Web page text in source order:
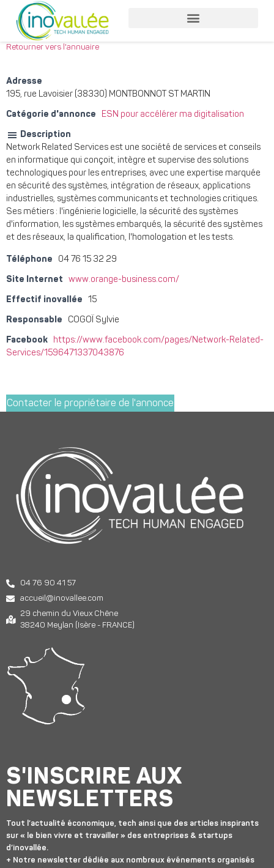
Retourner vers l'annuaire
Adresse
195, rue Lavoisier (38330) MONTBONNOT ST MARTIN
Catégorie d'annonce ESN pour accélérer ma digitalisation
Description
Network Related Services est une société de services et conseils
en informatique qui conçoit, intègre et supervise des solutions
technologiques pour les entreprises, avec une expertise marquée
en sécurité des systèmes, intégration de réseaux, applications
industrielles, systèmes communicants et technologies critiques.
Ses métiers : l'ingénierie logicielle, la sécurité des systèmes
d'information, les systèmes embarqués, la sécurité des systèmes
et des réseaux, la qualification, l'homologation et les tests.
Téléphone 04 76 15 32 29
Site Internet www.orange-business.com/
Effectif inovallée 15
Responsable COGOÏ Sylvie
Facebook
https://www.facebook.com/pages/Network-Related-
Services/1596471337043876
Contacter le propriétaire de l'annonce
04 76 90 41 57
accueil@inovallee.com
29 chemin du Vieux Chêne
38240 Meylan (Isère - FRANCE)
S'INSCRIRE AUX
NEWSLETTERS
Tout l’actualité économique, tech ainsi que des articles inspirants
sur « le bien vivre et travailler » des entreprises & startups
d’inovallée.
+ Notre newsletter dédiée aux nombreux événements organisés